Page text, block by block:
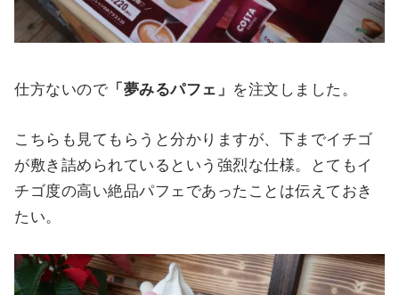
仕方ないので 「夢みるパフェ」 を注文しました。
こちらも見てもらうと分かりますが、下までイチゴ
が敷き詰められているという強烈な仕様。とてもイ
チゴ度の高い絶品パフェであったことは伝えておき
たい。